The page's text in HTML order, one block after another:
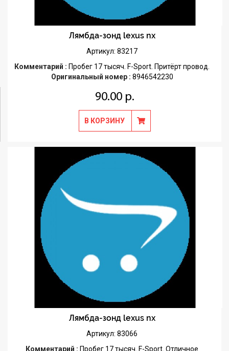
Лямбда-зонд lexus nx
Артикул: 83217
Комментарий : Пробег 17 тысяч. F-Sport. Притёрт провод.
Оригинальный номер : 8946542230
90.00 р.
В КОРЗИНУ
Лямбда-зонд lexus nx
Артикул: 83066
Комментарий : Пробег 17 тысяч. F-Sport. Отличное